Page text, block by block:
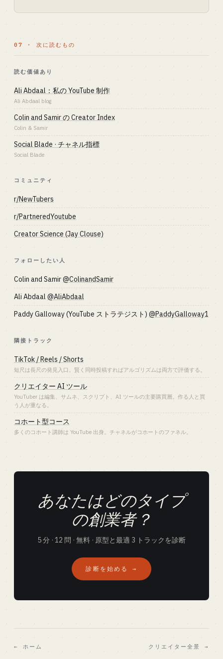
07 · 次に読むもの
読む価値あり
Ali Abdaal：私の YouTube 制作
Ali Abdaal blog
Colin and Samir の Creator Index
Colin & Samir
Social Blade · チャネル指標
Social Blade
コミュニティ
r/NewTubers
r/PartneredYoutube
Creator Science (Jay Clouse)
フォローしたい人
Colin and Samir@ColinandSamir
Ali Abdaal @AliAbdaal
Paddy Galloway (YouTube ストラテジスト) @PaddyGalloway1
隣接トラック
TikTok / Reels / Shorts
短尺は長尺の発見入口。賢く同時投稿すればアルゴリズムは両方で評価する。
クリエイター AI ツール
YouTuber は編集、サムネ、スクリプト、AI ツールの主要購買層。作る人と買
う人が重なる。
コホート型コース
多くのコホート講師は YouTube 出身。チャネルがコホートのファネル。
あなたはどのタイプ
の創業者？
5 分 · 12 問 · 無料 · 原型と最適 3 トラックを診断
診断を始める →
← ホーム クリエイター全景 →